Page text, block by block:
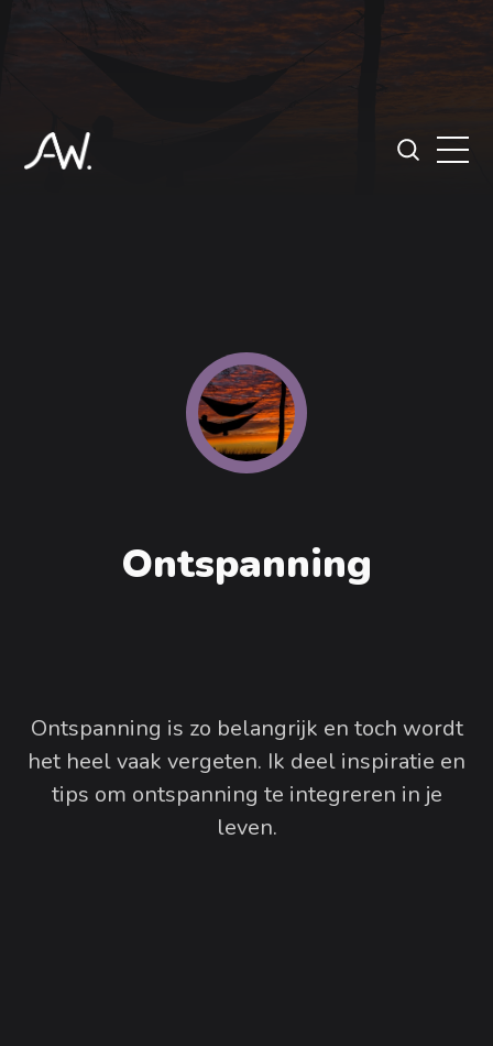
Ontspanning
Ontspanning is zo belangrijk en toch wordt
het heel vaak vergeten. Ik deel inspiratie en
tips om ontspanning te integreren in je
leven.